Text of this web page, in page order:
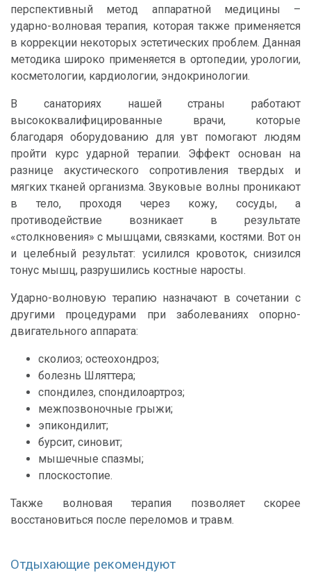
перспективный метод аппаратной медицины –
ударно-волновая терапия, которая также применяется
в коррекции некоторых эстетических проблем. Данная
методика широко применяется в ортопедии, урологии,
косметологии, кардиологии, эндокринологии.
В санаториях нашей страны работают
высококвалифицированные врачи, которые
благодаря оборудованию для увт помогают людям
пройти курс ударной терапии. Эффект основан на
разнице акустического сопротивления твердых и
мягких тканей организма. Звуковые волны проникают
в тело, проходя через кожу, сосуды, а
противодействие возникает в результате
«столкновения» с мышцами, связками, костями. Вот он
и целебный результат: усилился кровоток, снизился
тонус мышц, разрушились костные наросты.
Ударно-волновую терапию назначают в сочетании с
другими процедурами при заболеваниях опорно-
двигательного аппарата:
сколиоз; остеохондроз;
болезнь Шляттера;
спондилез, спондилоартроз;
межпозвоночные грыжи;
эпикондилит;
бурсит, синовит;
мышечные спазмы;
плоскостопие.
Также волновая терапия позволяет скорее
восстановиться после переломов и травм.
Отдыхающие рекомендуют